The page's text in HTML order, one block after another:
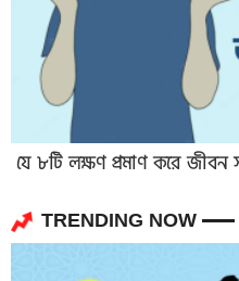
যে ৮টি লক্ষণ প্রমাণ করে জীবন
TRENDING NOW